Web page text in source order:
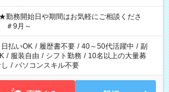
務開始日や期間はお気軽にご相談くださ
9月～
日払いOK / 履歴書不要 / 40～50代活躍中 / 副
/ 服装自由 / シフト勤務 / 10名以上の大量募
/ パソコンスキル不要